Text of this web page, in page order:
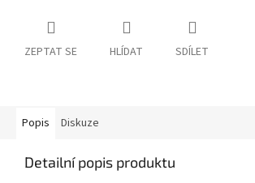
ZEPTAT SE HLÍDAT SDÍLET
Popis Diskuze
Detailní popis produktu